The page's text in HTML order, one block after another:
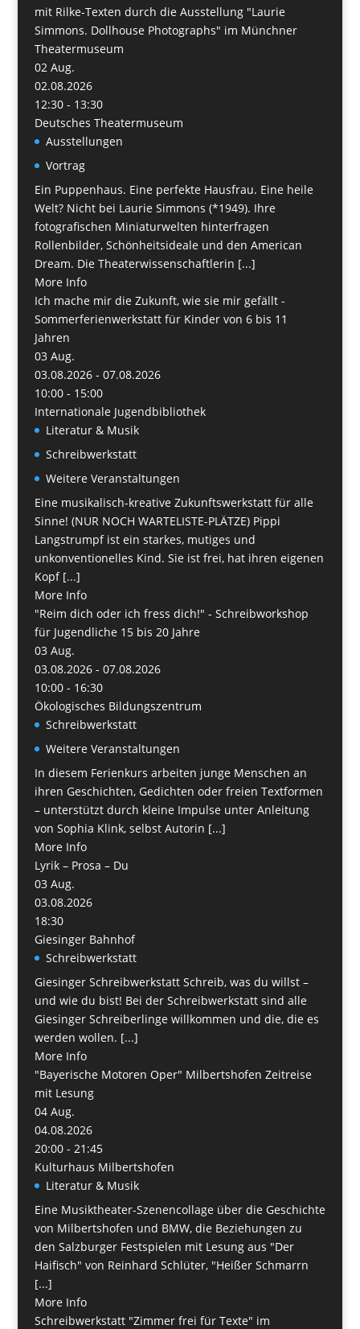
mit Rilke-Texten durch die Ausstellung "Laurie
Simmons. Dollhouse Photographs" im Münchner
Theatermuseum
02 Aug.
02.08.2026
12:30 - 13:30
Deutsches Theatermuseum
Ausstellungen
Vortrag
Ein Puppenhaus. Eine perfekte Hausfrau. Eine heile
Welt? Nicht bei Laurie Simmons (*1949). Ihre
fotografischen Miniaturwelten hinterfragen
Rollenbilder, Schönheitsideale und den American
Dream. Die Theaterwissenschaftlerin [...]
More Info
Ich mache mir die Zukunft, wie sie mir gefällt -
Sommerferienwerkstatt für Kinder von 6 bis 11
Jahren
03 Aug.
03.08.2026 - 07.08.2026
10:00 - 15:00
Internationale Jugendbibliothek
Literatur & Musik
Schreibwerkstatt
Weitere Veranstaltungen
Eine musikalisch-kreative Zukunftswerkstatt für alle
Sinne! (NUR NOCH WARTELISTE-PLÄTZE) Pippi
Langstrumpf ist ein starkes, mutiges und
unkonventionelles Kind. Sie ist frei, hat ihren eigenen
Kopf [...]
More Info
"Reim dich oder ich fress dich!" - Schreibworkshop
für Jugendliche 15 bis 20 Jahre
03 Aug.
03.08.2026 - 07.08.2026
10:00 - 16:30
Ökologisches Bildungszentrum
Schreibwerkstatt
Weitere Veranstaltungen
In diesem Ferienkurs arbeiten junge Menschen an
ihren Geschichten, Gedichten oder freien Textformen
– unterstützt durch kleine Impulse unter Anleitung
von Sophia Klink, selbst Autorin [...]
More Info
Lyrik – Prosa – Du
03 Aug.
03.08.2026
18:30
Giesinger Bahnhof
Schreibwerkstatt
Giesinger Schreibwerkstatt Schreib, was du willst –
und wie du bist! Bei der Schreibwerkstatt sind alle
Giesinger Schreiberlinge willkommen und die, die es
werden wollen. [...]
More Info
"Bayerische Motoren Oper" Milbertshofen Zeitreise
mit Lesung
04 Aug.
04.08.2026
20:00 - 21:45
Kulturhaus Milbertshofen
Literatur & Musik
Eine Musiktheater-Szenencollage über die Geschichte
von Milbertshofen und BMW, die Beziehungen zu
den Salzburger Festspielen mit Lesung aus "Der
Haifisch" von Reinhard Schlüter, "Heißer Schmarrn
[...]
More Info
Schreibwerkstatt "Zimmer frei für Texte" im